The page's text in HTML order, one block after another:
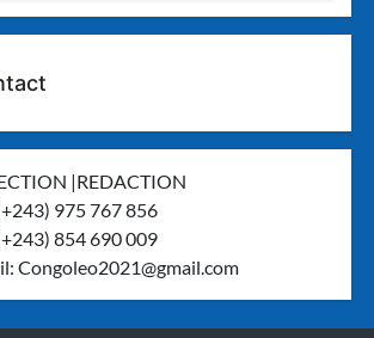
|REDACTION
975 767 856
854 690 009
Congoleo2021@gmail.com